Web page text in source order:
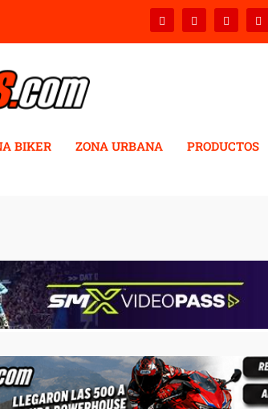
BIKER ZONA URBANA PRODUCTOS